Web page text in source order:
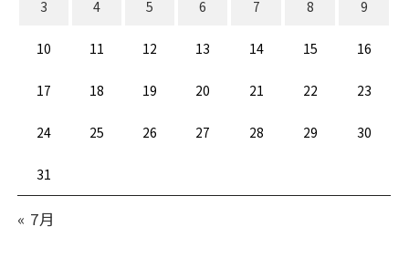
3 4 5 6 7 8 9
10 11 12 13 14 15 16
17 18 19 20 21 22 23
24 25 26 27 28 29 30
31
« 7月